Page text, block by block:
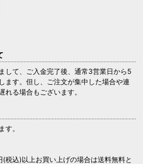
して、ご入金完了後、通常3営業日から5
ます。但し、ご注文が集中した場合や連
れる場合もございます。
す。
税込)以上お買い上げの場合は送料無料と